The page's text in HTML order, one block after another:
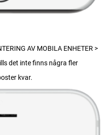
AV MOBILA ENHETER >
det inte finns några fler
kvar.